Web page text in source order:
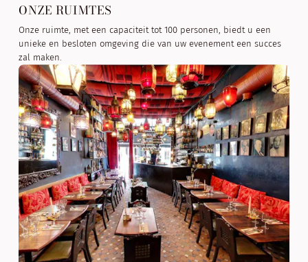
ONZE RUIMTES
Onze ruimte, met een capaciteit tot 100 personen, biedt u een
unieke en besloten omgeving die van uw evenement een succes
zal maken.